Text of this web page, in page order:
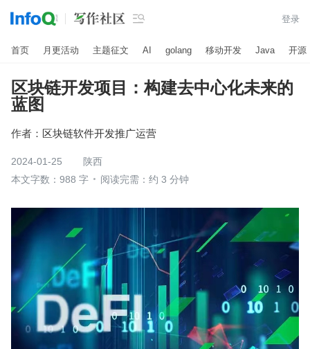
 登录
首页 月更活动 主题征文 AI golang 移动开发 Java 开源
区块链开发项目：构建去中心化未来的
蓝图
作者： 区块链软件开发推广运营
2024-01-25
陕西
本文字数：988 字
阅读完需：约 3 分钟